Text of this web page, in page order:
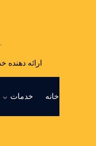
ارائه
خانه خدمات